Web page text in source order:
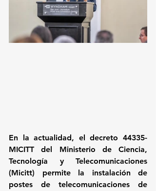
En la actualidad, el decreto 44335-
MICITT del Ministerio de Ciencia,
Tecnología y Telecomunicaciones
(Micitt) permite la instalación de
postes de telecomunicaciones de